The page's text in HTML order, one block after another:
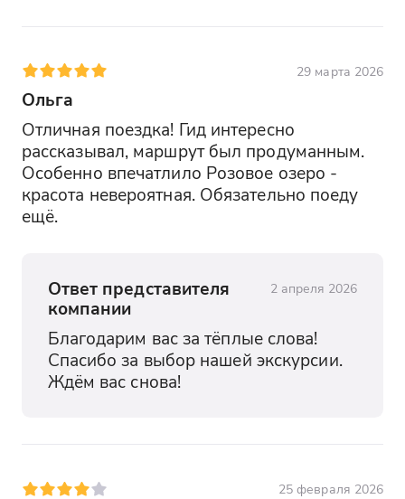
29 марта 2026
Ольга
Отличная поездка! Гид интересно
рассказывал, маршрут был продуманным.
Особенно впечатлило Розовое озеро -
красота невероятная. Обязательно поеду
ещё.
Ответ представителя
компании
2 апреля 2026
Благодарим вас за тёплые слова!
Спасибо за выбор нашей экскурсии.
Ждём вас снова!
25 февраля 2026